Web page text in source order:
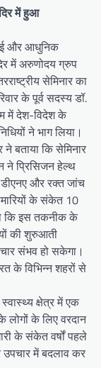
में हुआ
और आधुनिक
में अरुणोदय ग्रुप
सेमिनार का
के पूर्व सदस्य डॉ.
में देश-विदेश के
ने भाग लिया।
बताया कि सेमिनार
ने प्रिसिजन हेल्थ
और रक्त जांच
के संकेत 10
कि इस तकनीक के
की शुरुआती
संभव हो सकेगा।
के विभिन्न शहरों से
क्षेत्र में एक
लोगों के लिए वरदान
के संकेत वर्षों पहले
में बदलाव कर